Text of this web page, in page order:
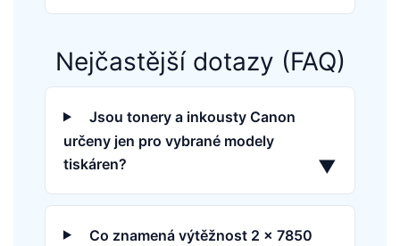
Nejčastější dotazy (FAQ)
Jsou tonery a inkousty Canon
určeny jen pro vybrané modely
tiskáren?
▼
Co znamená výtěžnost 2 × 7850